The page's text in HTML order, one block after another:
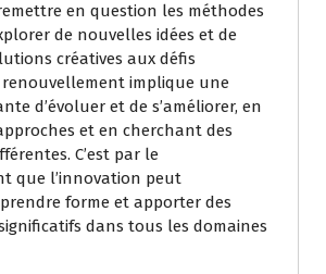
en question les méthodes
de nouvelles idées et de
créatives aux défis
renouvellement implique une
d’évoluer et de s’améliorer, en
et en cherchant des
C’est par le
que l’innovation peut
forme et apporter des
dans tous les domaines